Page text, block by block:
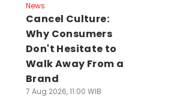
News
Cancel Culture:
Why Consumers
Don't Hesitate to
Walk Away From a
Brand
7 Aug 2026, 11:00 WIB